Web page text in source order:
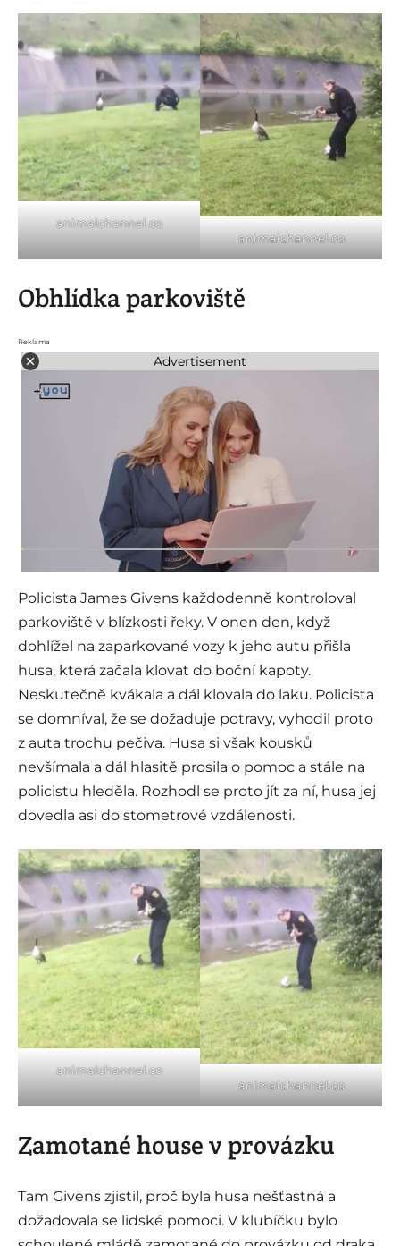
animalchannel.co
animalchannel.co
Obhlídka parkoviště
Reklama
Advertisement
Policista James Givens každodenně kontroloval
parkoviště v blízkosti řeky. V onen den, když
dohlížel na zaparkované vozy k jeho autu přišla
husa, která začala klovat do boční kapoty.
Neskutečně kvákala a dál klovala do laku. Policista
se domníval, že se dožaduje potravy, vyhodil proto
z auta trochu pečiva. Husa si však kousků
nevšímala a dál hlasitě prosila o pomoc a stále na
policistu hleděla. Rozhodl se proto jít za ní, husa jej
dovedla asi do stometrové vzdálenosti.
animalchannel.co
animalchannel.co
Zamotané house v provázku
Tam Givens zjistil, proč byla husa nešťastná a
dožadovala se lidské pomoci. V klubíčku bylo